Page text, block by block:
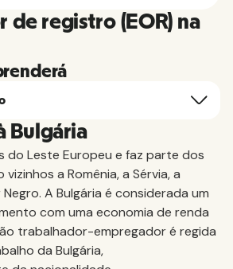
de registro (EOR) na
Bulgária
do Leste Europeu e faz parte dos
a Romênia, a Sérvia, a
A Bulgária é considerada um
com uma economia de renda
trabalhador-empregador é regida
da Bulgária,